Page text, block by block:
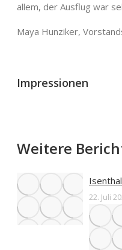
allem, der Aus­flug war
Maya Hun­zik­er,
Impressionen
Weitere
Isenthal
22. Juli